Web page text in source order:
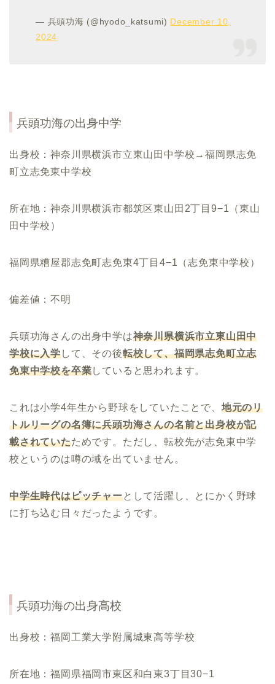
— 兵頭功海 (@hyodo_katsumi) December 10,
2024
兵頭功海の出身中学
出身校：神奈川県横浜市立東山田中学校→福岡県志免
町立志免東中学校
所在地：神奈川県横浜市都筑区東山田2丁目9−1（東山
田中学校）
福岡県糟屋郡志免町志免東4丁目4−1（志免東中学校）
偏差値：不明
兵頭功海さんの出身中学は神奈川県横浜市立東山田中
学校に入学して、その後転校して、福岡県志免町立志
免東中学校を卒業していると思われます。
これは小学4年生から野球をしていたことで、 地元のリ
トルリーグの名簿に兵頭功海さんの名前と出身校が記
載されていたためです。ただし、転校先が志免東中学
校というのは噂の域を出ていません。
中学生時代はピッチャーとして活躍し、とにかく野球
に打ち込む日々だったようです。
兵頭功海の出身高校
出身校：福岡工業大学附属城東高等学校
所在地：福岡県福岡市東区和白東3丁目30−1